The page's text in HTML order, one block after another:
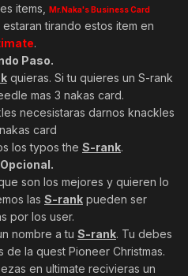
items,
Mr.Naka's Business Card
estaran tirando estos item en
.
Paso.
quieras. Si tu quieres un S-rank
mas 3 nakas card.
necesistaras darnos knackles
card
los typos the S-rank.
son los mejores y quieren lo
las S-rank pueden ser
por los user.
nombre a tu S-rank. Tu debes
la quest Pioneer Christmas.
en ultimate recivieras un